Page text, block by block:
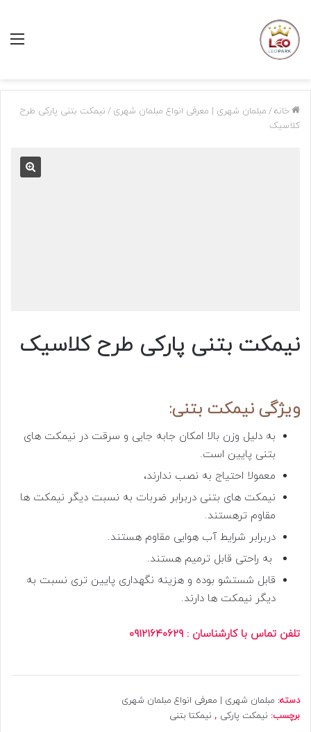
خانه/ مبلمان شهری | معرفی انواع مبلمان شهری / نیمکت بتنی پارکی طرح
کلاسیک
نیمکت بتنی پارکی طرح کلاسیک
ویژگی نیمکت بتنی:
به دلیل وزن بالا امکان جابه جایی و سرقت در نیمکت های
بتنی پایین است.
معمولا احتیاج به نصب ندارند،
نیمکت های بتنی دربرابر ضربات به نسبت دیگر نیمکت ها
مقاوم ترهستند.
دربرابر شرایط آب هوایی مقاوم هستند.
به راحتی قابل ترمیم هستند.
قابل شستشو بوده و هزینه نگهداری پایین تری نسبت به
دیگر نیمکت ها دارند.
تلفن تماس با کارشناسان : 09121640629
دسته: مبلمان شهری | معرفی انواع مبلمان شهری
برچسب: نیمکت پارکی , نیمکتا بتنی